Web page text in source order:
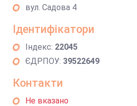
вул. Садова 4
Ідентифікатори
Індекс: 22045
ЄДРПОУ: 39522649
Контакти
Не вказано